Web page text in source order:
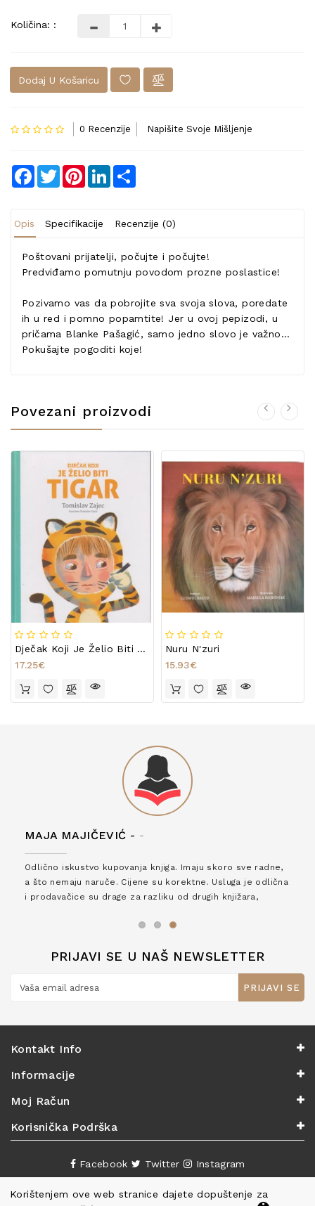
Količina: :
Dodaj U Košaricu
0 Recenzije Napišite Svoje Mišljenje
Facebook
TwitterPinterestLinkedIn
Opis Specifikacije Recenzije (0)
Poštovani prijatelji, počujte i počujte!
Predviđamo pomutnju povodom prozne poslastice!
Pozivamo vas da pobrojite sva svoja slova, poredate
ih u red i pomno popamtite! Jer u ovoj pepizodi, u
pričama Blanke Pašagić, samo jedno slovo je važno...
Pokušajte pogoditi koje!
Povezani proizvodi
Dječak Koji Je Želio Biti Tigar
17.25€
Nuru N'zuri
15.93€
Korištenjem ove web stranice dajete dopuštenje za
MAJA MAJIČEVIĆ - -
Odlično iskustvo kupovanja knjiga. Imaju skoro sve radne,
a što nemaju naruče. Cijene su korektne. Usluga je odlična
i prodavačice su drage za razliku od drugih knjižara,
PRIJAVI SE U NAŠ NEWSLETTER
PRIJAVI SE
Kontakt Info
Informacije
Moj Račun
Korisnička Podrška
Facebook Twitter Instagram